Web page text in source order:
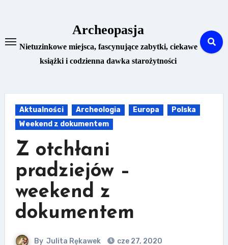
Archeopasja
Nietuzinkowe miejsca, fascynujące zabytki, ciekawe
książki i codzienna dawka starożytności
Aktualności Archeologia Europa
Polska
Weekend z dokumentem
Z otchłani
pradziejów –
weekend z
dokumentem
By Julita Rękawek cze 27, 2020